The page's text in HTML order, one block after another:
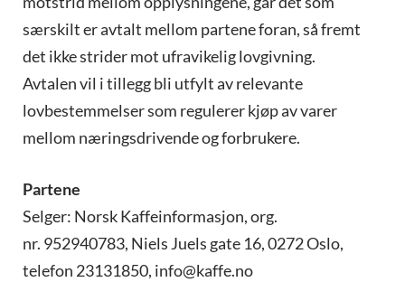
særskilt er avtalt mellom partene foran, så fremt
det ikke strider mot ufravikelig lovgivning.
Avtalen vil i tillegg bli utfylt av relevante
lovbestemmelser som regulerer kjøp av varer
mellom næringsdrivende og forbrukere.
Partene
Selger: Norsk Kaffeinformasjon, org.
nr. 952940783, Niels Juels gate 16, 0272 Oslo,
telefon 23131850, info@kaffe.no